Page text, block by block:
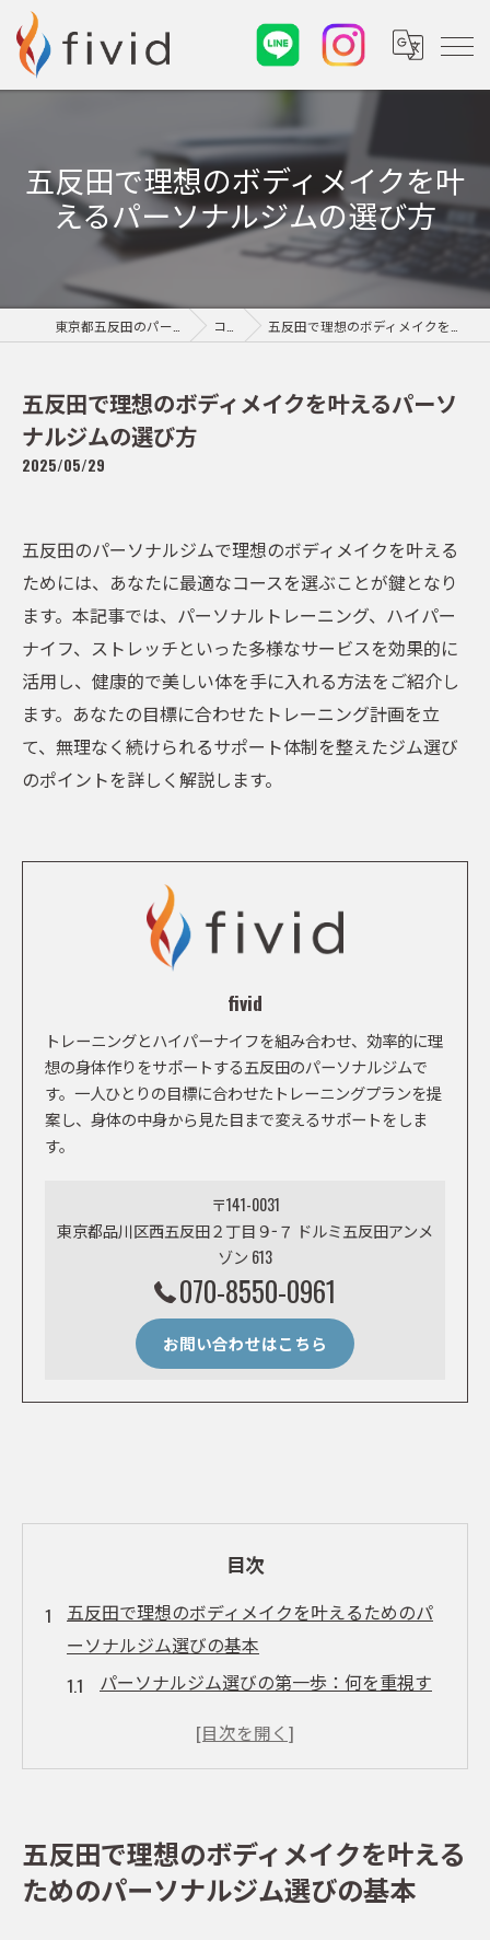
五反田で理想のボディメイクを叶
えるパーソナルジムの選び方
コラム 五反田で理想のボディメイクを叶えるパーソナルジムの選び方
五反田で理想のボディメイクを叶えるパーソ
ナルジムの選び方
2025/05/29
五反田のパーソナルジムで理想のボディメイクを叶える
ためには、あなたに最適なコースを選ぶことが鍵となり
ます。本記事では、パーソナルトレーニング、ハイパー
ナイフ、ストレッチといった多様なサービスを効果的に
活用し、健康的で美しい体を手に入れる方法をご紹介し
ます。あなたの目標に合わせたトレーニング計画を立
て、無理なく続けられるサポート体制を整えたジム選び
のポイントを詳しく解説します。
fivid
トレーニングとハイパーナイフを組み合わせ、効率的に理
想の身体作りをサポートする五反田のパーソナルジムで
す。一人ひとりの目標に合わせたトレーニングプランを提
案し、身体の中身から見た目まで変えるサポートをしま
す。
〒141-0031
東京都品川区西五反田２丁目９−７ ドルミ五反田アンメ
ゾン 613
070-8550-0961
お問い合わせはこちら
目次
五反田で理想のボディメイクを叶えるためのパ
ーソナルジム選びの基本
パーソナルジム選びの第一歩：何を重視す
五反田のパーソナルジム特有の特徴を理解
パーソナルジムの評価と口コミを活用する
方法
五反田で理想のボディメイクを叶える
ためのパーソナルジム選びの基本